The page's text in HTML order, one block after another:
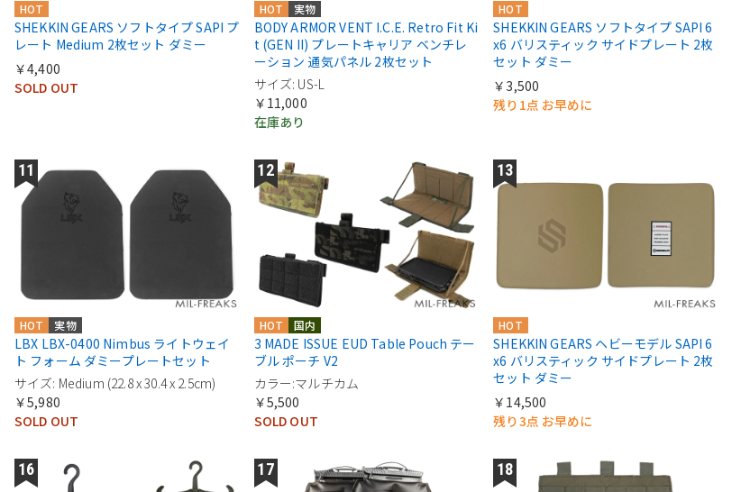
HOT
SHEKKIN GEARS ソフトタイプ SAPI プ
レート Medium 2枚セット ダミー
￥4,400
SOLD OUT
実物
HOT
BODY ARMOR VENT I.C.E. Retro Fit Ki
t (GEN II) プレートキャリア ベンチレ
ーション 通気パネル 2枚セット
サイズ: US-L
￥11,000
在庫あり
HOT
SHEKKIN GEARS ソフトタイプ SAPI 6
x6 バリスティック サイドプレート 2枚
セット ダミー
￥3,500
残り1点 お早めに
実物
HOT
LBX LBX-0400 Nimbus ライトウェイ
ト フォーム ダミープレートセット
サイズ: Medium (22.8 x 30.4 x 2.5cm)
￥5,980
SOLD OUT
国内
HOT
3 MADE ISSUE EUD Table Pouch テー
ブル ポーチ V2
カラー:マルチカム
￥5,500
SOLD OUT
HOT
SHEKKIN GEARS ヘビーモデル SAPI 6
x6 バリスティック サイドプレート 2枚
セット ダミー
￥14,500
残り3点 お早めに